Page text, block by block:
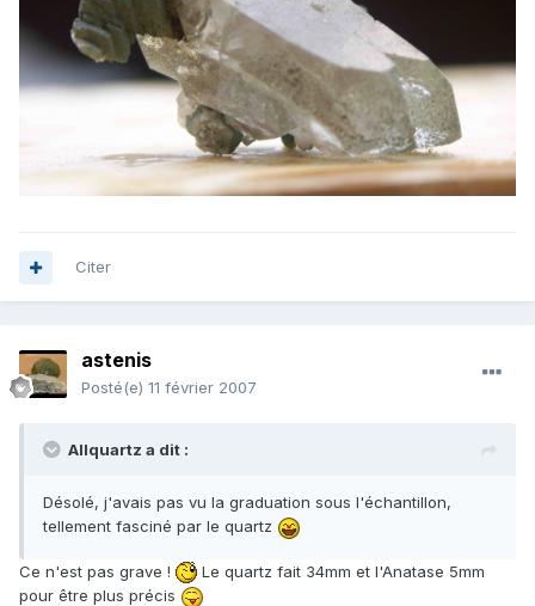
Citer
astenis
Posté(e) 11 février 2007
Allquartz a dit :
Désolé, j'avais pas vu la graduation sous l'échantillon,
tellement fasciné par le quartz
Ce n'est pas grave !
Le quartz fait 34mm et l'Anatase 5mm
pour être plus précis